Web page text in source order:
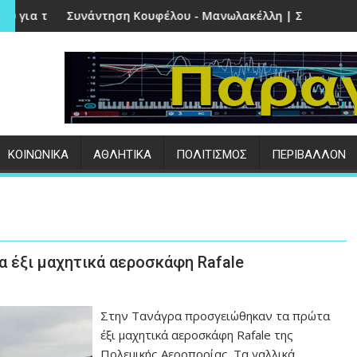
- Μανωλακέλλη | Στο επίκεντρο το παλιό
Επιτυχημένες οι
ΚΟΙΝΩΝΙΚΑ ΑΘΛΗΤΙΚΑ ΠΟΛΙΤΙΣΜΟΣ ΠΕΡΙΒΑΛΛΟΝ
μαχητικά αεροσκάφη Rafale
Στην Τανάγρα προσγειώθηκαν τα πρώτα
έξι μαχητικά αεροσκάφη Rafale της
Πολεμικής Αεροπορίας. Τα γαλλικά